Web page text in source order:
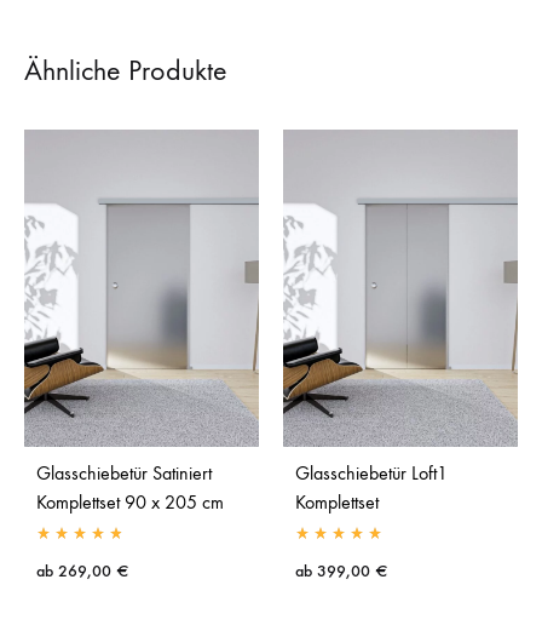
Ähnliche Produkte
Glasschiebetür Satiniert
Komplettset 90 x 205 cm
ab 269,00 €
Glasschiebetür Loft1
Komplettset
ab 399,00 €